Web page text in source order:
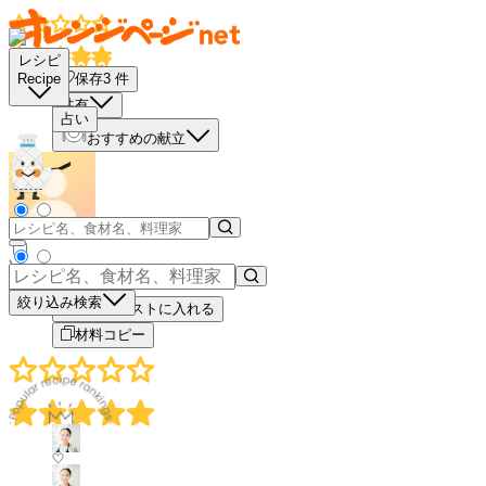
レシピ
Recipe
占い
絞り込み検索
保存3 件
共有
おすすめの献立
－
＋
買い物リストに入れる
材料コピー